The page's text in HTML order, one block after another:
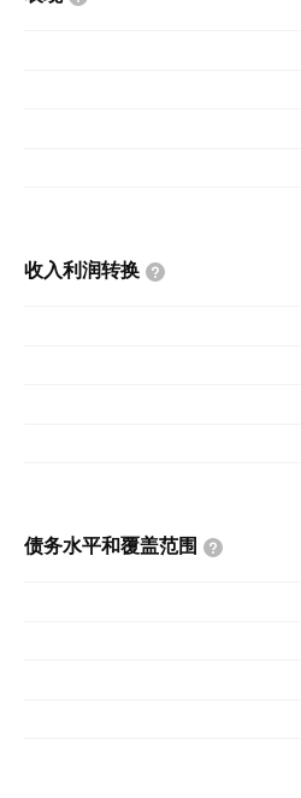
收入利润转换
债务水平和覆盖范围